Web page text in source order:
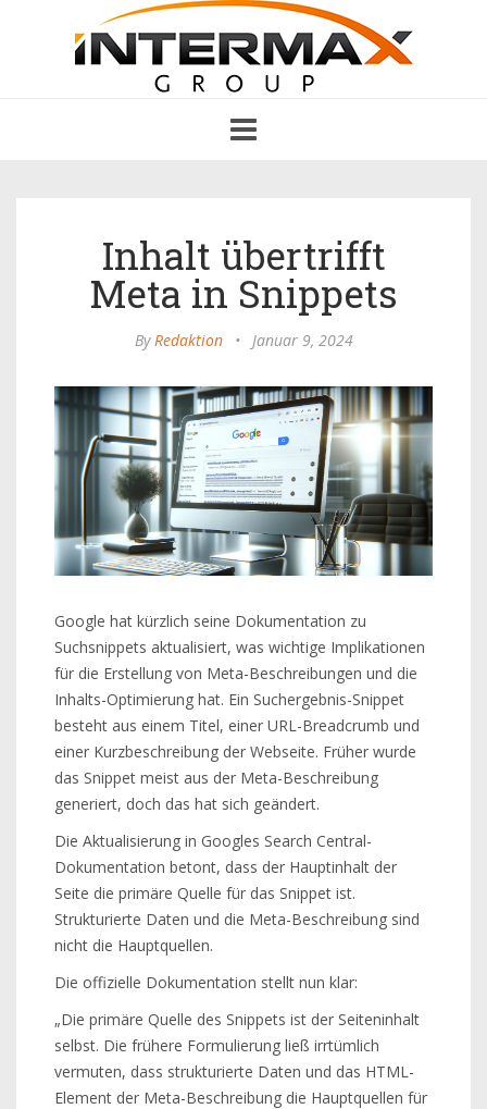
navigation
Inhalt übertrifft
Meta in Snippets
ByRedaktion • Januar 9, 2024
Google hat kürzlich seine Dokumentation zu
Suchsnippets aktualisiert, was wichtige Implikationen
für die Erstellung von Meta-Beschreibungen und die
Inhalts-Optimierung hat. Ein Suchergebnis-Snippet
besteht aus einem Titel, einer URL-Breadcrumb und
einer Kurzbeschreibung der Webseite. Früher wurde
das Snippet meist aus der Meta-Beschreibung
generiert, doch das hat sich geändert.
Die Aktualisierung in Googles Search Central-
Dokumentation betont, dass der Hauptinhalt der
Seite die primäre Quelle für das Snippet ist.
Strukturierte Daten und die Meta-Beschreibung sind
nicht die Hauptquellen.
Die offizielle Dokumentation stellt nun klar:
„Die primäre Quelle des Snippets ist der Seiteninhalt
selbst. Die frühere Formulierung ließ irrtümlich
vermuten, dass strukturierte Daten und das HTML-
Element der Meta-Beschreibung die Hauptquellen für